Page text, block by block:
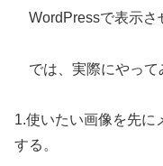
WordPressで表示さ
では、実際にやって
1.使いたい画像を先に
する。